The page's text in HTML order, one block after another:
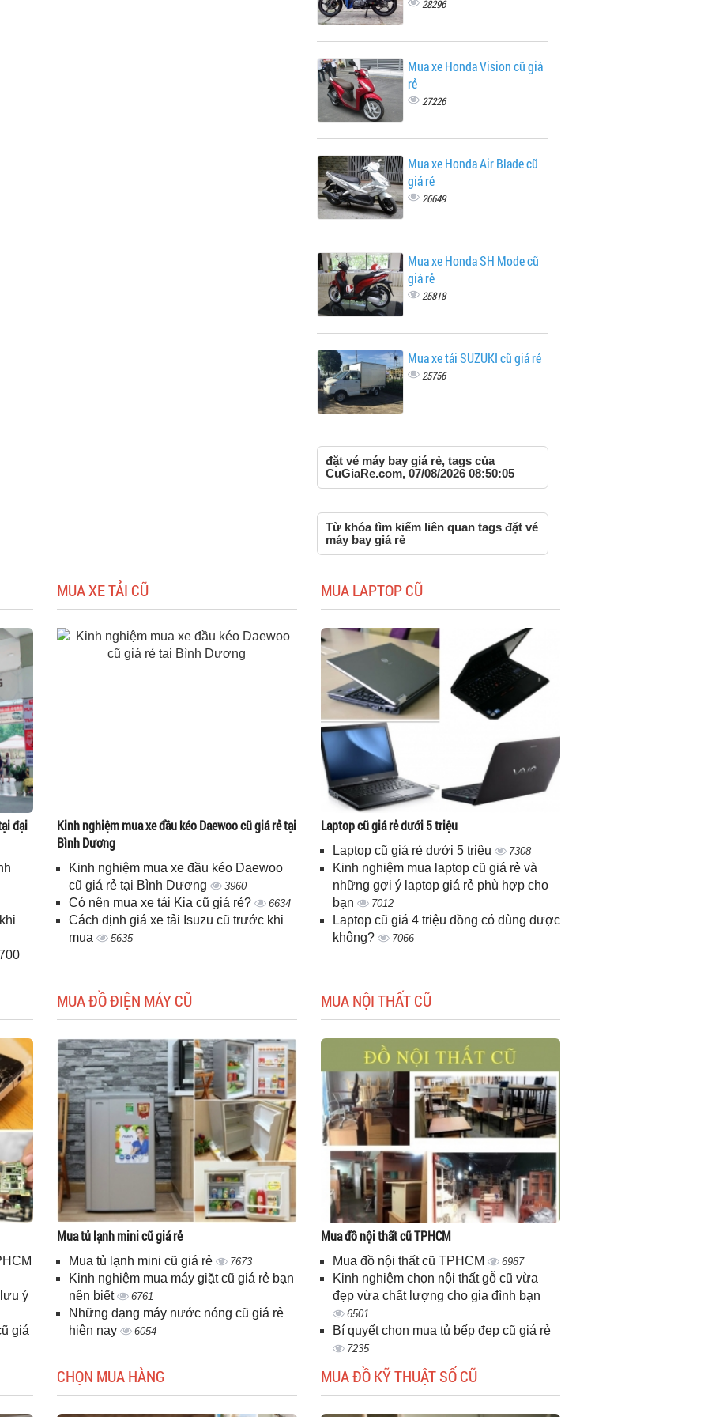
28296
Mua xe Honda Vision cũ giá
rẻ
27226
Mua xe Honda Air Blade cũ
giá rẻ
26649
Mua xe Honda SH Mode cũ
giá rẻ
25818
Mua xe tải SUZUKI cũ giá rẻ
25756
đặt vé máy bay giá rẻ, tags của
CuGiaRe.com, 07/08/2026 08:50:05
Từ khóa tìm kiếm liên quan tags đặt vé
máy bay giá rẻ
đại
MUA XE TẢI CŨ
Kinh nghiệm mua xe đầu kéo Daewoo cũ giá rẻ tại
Bình Dương
Kinh nghiệm mua xe đầu kéo Daewoo
cũ giá rẻ tại Bình Dương
3960
Có nên mua xe tải Kia cũ giá rẻ? 6634
Cách định giá xe tải Isuzu cũ trước khi
mua
5635
MUA LAPTOP CŨ
Laptop cũ giá rẻ dưới 5 triệu
Laptop cũ giá rẻ dưới 5 triệu 7308
Kinh nghiệm mua laptop cũ giá rẻ và
những gợi ý laptop giá rẻ phù hợp cho
bạn
7012
Laptop cũ giá 4 triệu đồng có dùng được
không?
7066
ý
giá
MUA ĐỒ ĐIỆN MÁY CŨ
Mua tủ lạnh mini cũ giá rẻ
Mua tủ lạnh mini cũ giá rẻ 7673
Kinh nghiệm mua máy giặt cũ giá rẻ bạn
nên biết
6761
Những dạng máy nước nóng cũ giá rẻ
hiện nay
6054
MUA NỘI THẤT CŨ
Mua đồ nội thất cũ TPHCM
Mua đồ nội thất cũ TPHCM 6987
Kinh nghiệm chọn nội thất gỗ cũ vừa
đẹp vừa chất lượng cho gia đình bạn
6501
Bí quyết chọn mua tủ bếp đẹp cũ giá rẻ
7235
CHỌN MUA HÀNG MUA ĐỒ KỸ THUẬT SỐ CŨ